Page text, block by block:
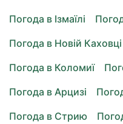
Погода в Ізмаїлі
Погода в Новій Каховці
Погода в Коломиї
Погода в Арцизі
Погода в Стрию